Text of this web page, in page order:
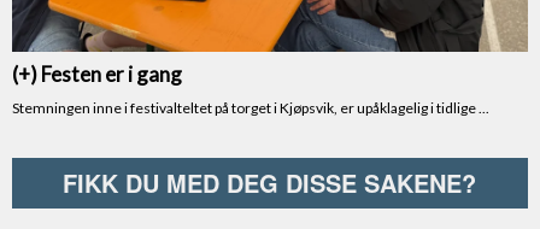
FIKK DU MED DEG DISSE SAKENE?